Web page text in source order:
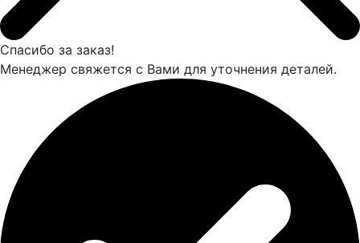
Спасибо за заказ!
Менеджер свяжется с Вами для уточнения деталей.